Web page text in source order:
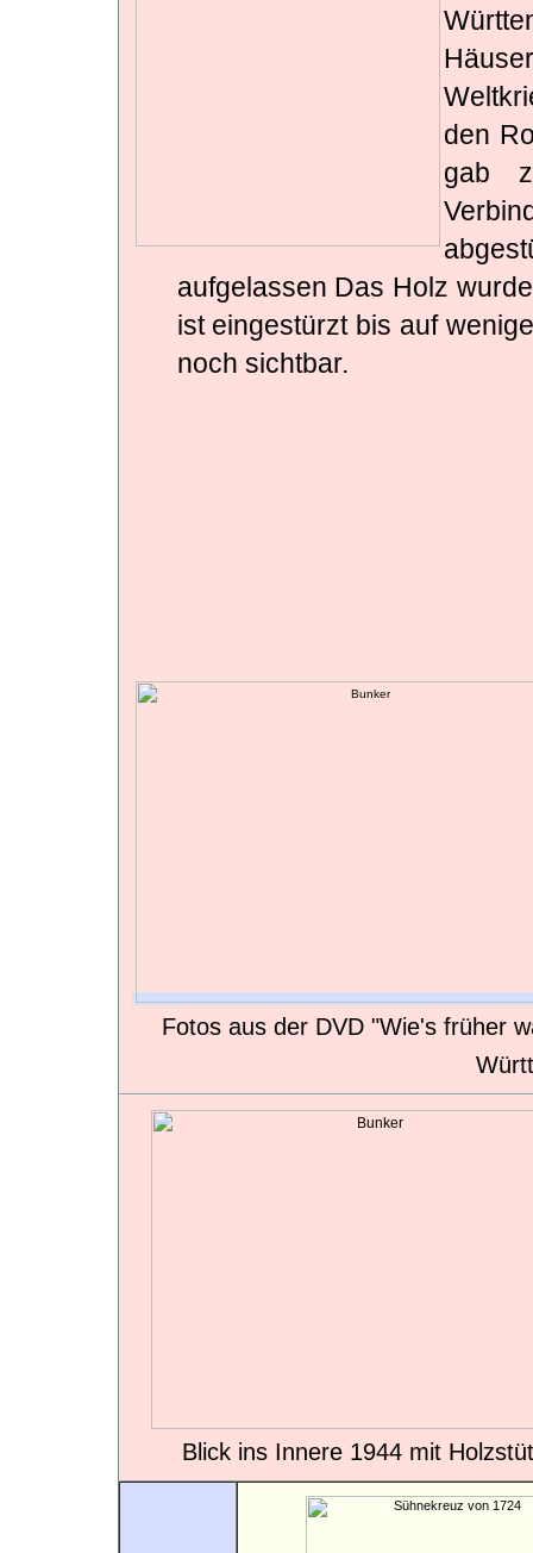
den
gab
aufgelassen Das Holz
ist eingestürzt bis auf
noch sichtbar.
Fotos aus der DVD "Wie's früher
Blick ins Innere 1944 mit